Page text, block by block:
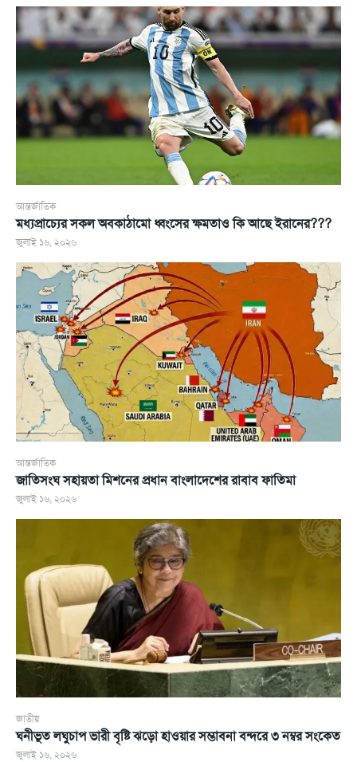
আন্তর্জাতিক
মধ্যপ্রাচ্যের সকল অবকাঠামো ধ্বংসের ক্ষমতাও কি আছে ইরানের???
জুলাই ১৬, ২০২৬
আন্তর্জাতিক
জাতিসংঘ সহায়তা মিশনের প্রধান বাংলাদেশের রাবাব ফাতিমা
জুলাই ১৬, ২০২৬
জাতীয়
ঘনীভূত লঘুচাপ ভারী বৃষ্টি ঝড়ো হাওয়ার সম্ভাবনা বন্দরে ৩ নম্বর সংকেত
জুলাই ১৬, ২০২৬